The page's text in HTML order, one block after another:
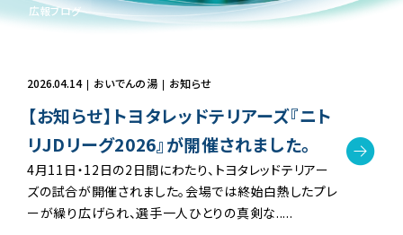
広報ブログ
2026.04.14 おいでんの湯 お知らせ
【お知らせ】トヨタレッドテリアーズ『ニト
リJDリーグ2026』が開催されました。
4月11日・12日の2日間にわたり、トヨタレッドテリアー
ズの試合が開催されました。会場では終始白熱したプレ
ーが繰り広げられ、選手一人ひとりの真剣な.....